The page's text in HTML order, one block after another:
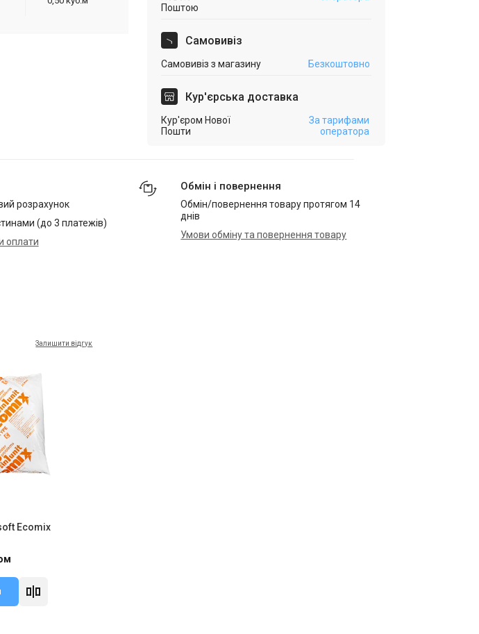
Поштою
Самовивіз
Самовивіз з магазину Безкоштовно
Кур'єрська доставка
Кур'єром Нової
Пошти
За тарифами
оператора
розрахунок
(до 3 платежів)
оплати
Обмін і повернення
Обмін/повернення товару протягом 14
днів
Умови обміну та повернення товару
Залишити відгук
Ecomix